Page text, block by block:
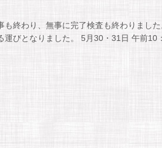
も終わり、無事に完了検査も終わりまし
運びとなりました。 5月30・31日 午前